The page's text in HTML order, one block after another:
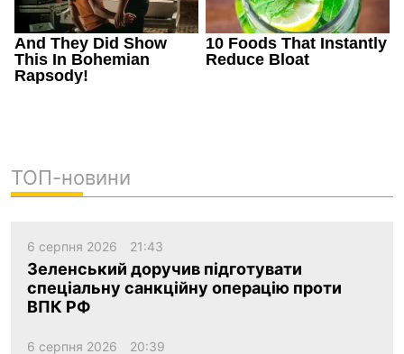
ТОП-новини
6 серпня 2026 21:43
Зеленський доручив підготувати
спеціальну санкційну операцію проти
ВПК РФ
6 серпня 2026 20:39